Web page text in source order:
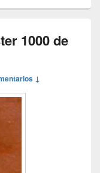
1000 de
↓